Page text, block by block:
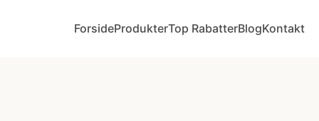
ForsideProdukterTop RabatterBlogKontakt